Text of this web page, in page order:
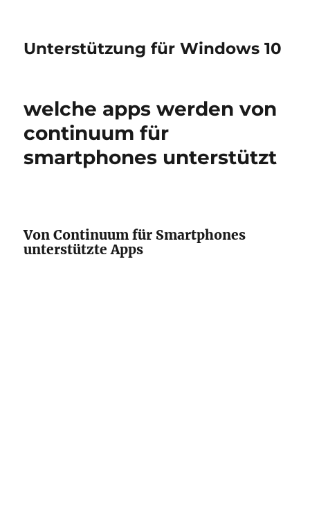
Unterstützung für Windows 10
welche apps werden von
continuum für
smartphones unterstützt
Von Continuum für Smartphones
unterstützte Apps